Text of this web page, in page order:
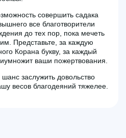
совершить садака
все благотворители
до тех пор, пока мечеть
Представьте, за каждую
Корана букву, за каждый
ваши пожертвования.
заслужить довольство
весов благодеяний тяжелее.